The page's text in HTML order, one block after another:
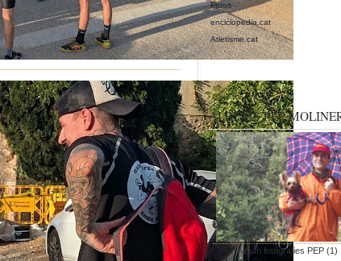
Fotos
enciclopedia.cat
Atletisme.cat
ALBUMS PEP
Àlbum fotografies PEP (1)